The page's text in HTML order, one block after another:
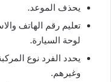
يحذف الموعد.
تعليم رقم الهاتف
لوحة السيارة.
يحدد الفرد نوع
وغيرهم.